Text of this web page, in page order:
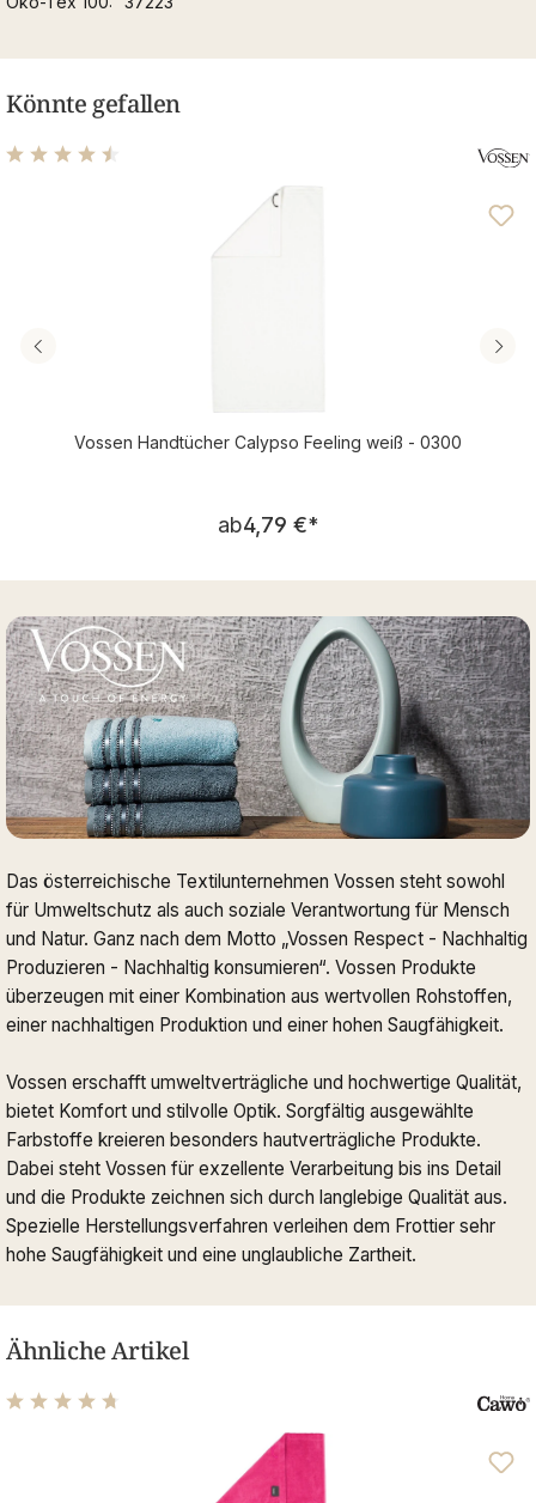
Könnte gefallen
Durchschnittliche Bewertung von 4.61 von 5 Sternen
Vossen Handtücher Calypso Feeling weiß - 0300
Regulärer Preis:
ab4,79 €*
Das österreichische Textilunternehmen Vossen steht sowohl
für Umweltschutz als auch soziale Verantwortung für Mensch
und Natur. Ganz nach dem Motto „Vossen Respect - Nachhaltig
Produzieren - Nachhaltig konsumieren“. Vossen Produkte
überzeugen mit einer Kombination aus wertvollen Rohstoffen,
einer nachhaltigen Produktion und einer hohen Saugfähigkeit.
Vossen erschafft umweltverträgliche und hochwertige Qualität,
bietet Komfort und stilvolle Optik. Sorgfältig ausgewählte
Farbstoffe kreieren besonders hautverträgliche Produkte.
Dabei steht Vossen für exzellente Verarbeitung bis ins Detail
und die Produkte zeichnen sich durch langlebige Qualität aus.
Spezielle Herstellungsverfahren verleihen dem Frottier sehr
hohe Saugfähigkeit und eine unglaubliche Zartheit.
Ähnliche Artikel
Durchschnittliche Bewertung von 4.77 von 5 Sternen